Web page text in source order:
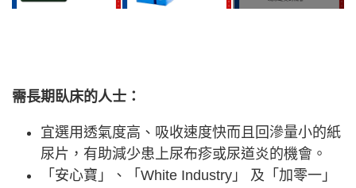
需長期臥床的人士：
宜選用透氣度高、吸收速度快而且回滲量小的紙
尿片，有助減少患上尿布疹或尿道炎的機會。
「安心寶」、「White Industry」 及「加零一」